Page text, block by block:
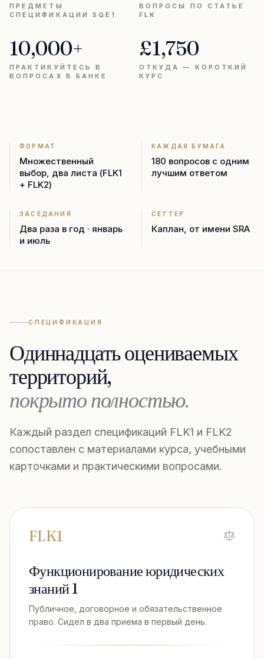
ПРЕДМЕТЫ
СПЕЦИФИКАЦИИ SQE1
ВОПРОСЫ ПО СТАТЬЕ
FLK
10,000+
ПРАКТИКУЙТЕСЬ В
ВОПРОСАХ В БАНКЕ
£1,750
ОТКУДА — КОРОТКИЙ
КУРС
ФОРМАТ
Множественный
выбор, два листа (FLK1
+ FLK2)
КАЖДАЯ БУМАГА
180 вопросов с одним
лучшим ответом
ЗАСЕДАНИЯ
Два раза в год · январь
и июль
СЕТТЕР
Каплан, от имени SRA
СПЕЦИФИКАЦИЯ
Одиннадцать оцениваемых
территорий,
покрыто полностью.
Каждый раздел спецификаций FLK1 и FLK2
сопоставлен с материалами курса, учебными
карточками и практическими вопросами.
FLK1
Функционирование юридических
знаний 1
Публичное, договорное и обязательственное
право. Сидел в два приема в первый день.